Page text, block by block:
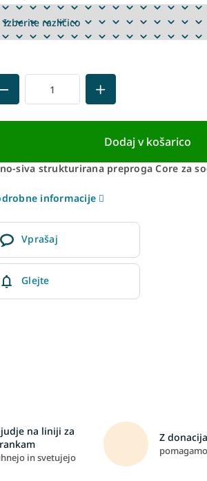
Dodaj v košarico
siva strukturirana preproga Core za
informacije
Vprašaj
Glejte
na liniji za
in svetujejo
Z